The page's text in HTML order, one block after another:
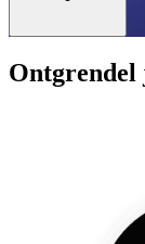
Ontgrendel